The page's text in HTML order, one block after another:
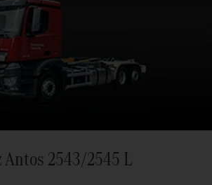
2543/2545 L